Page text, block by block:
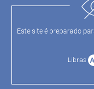
Este site é preparado
Libras